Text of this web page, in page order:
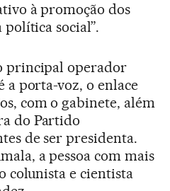
à promoção dos
política social”.
principal operador
porta-voz, o enlace
com o gabinete, além
do Partido
de ser presidenta.
a pessoa com mais
colunista e cientista